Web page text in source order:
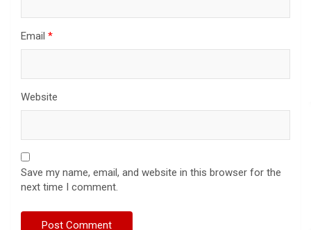
Email *
Website
Save my name, email, and website in this browser for the
next time I comment.